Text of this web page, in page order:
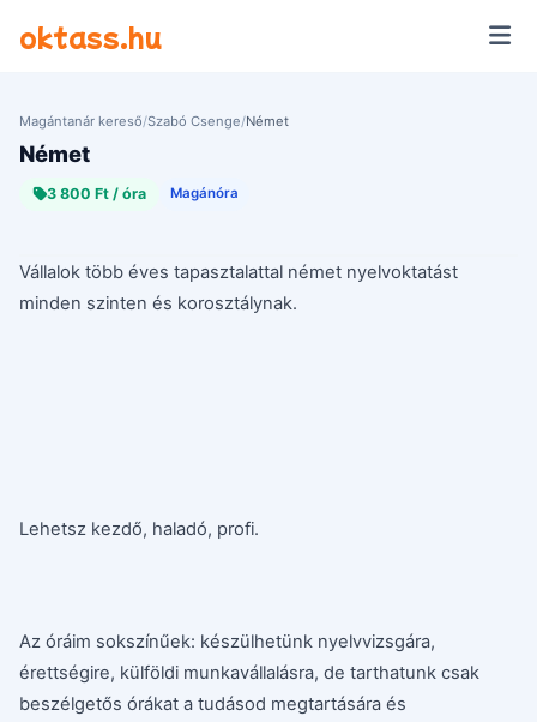
oktass.hu
Magántanár kereső/Szabó Csenge/Német
Német
3 800 Ft / óra Magánóra
Vállalok több éves tapasztalattal német nyelvoktatást
minden szinten és korosztálynak.
Lehetsz kezdő, haladó, profi.
Az óráim sokszínűek: készülhetünk nyelvvizsgára,
érettségire, külföldi munkavállalásra, de tarthatunk csak
beszélgetős órákat a tudásod megtartására és